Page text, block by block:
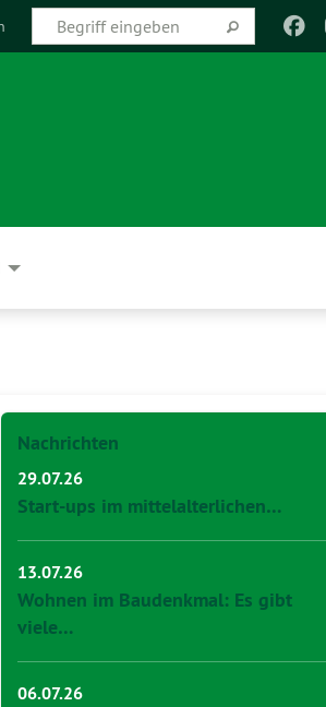
Nachrichten
29.07.26
Start-ups im mittelalterlichen…
13.07.26
Wohnen im Baudenkmal: Es gibt
viele…
06.07.26